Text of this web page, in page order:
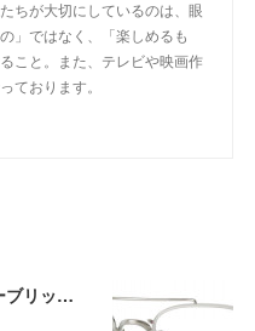
ちが大切にしているのは、眼
」ではなく、「楽しめるも
こと。また、テレビや映画作
ております。
【クラシックなブロウラインとツーブリッジが際立つ、知的で洗練された新作のチタンフレーム】THOM BROWNE（トムブラウン） UEO960A-045-53が入荷！